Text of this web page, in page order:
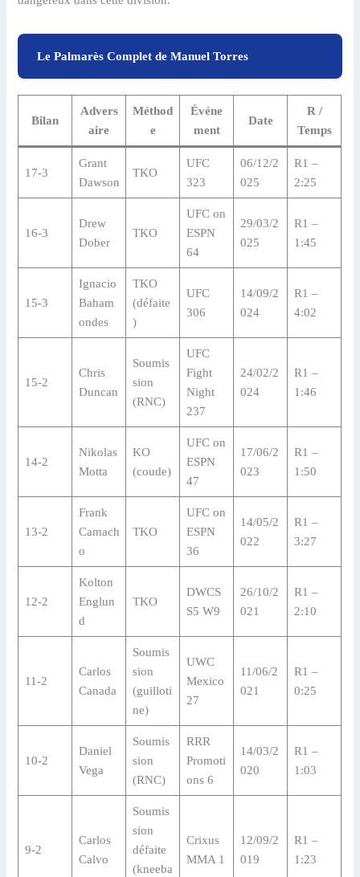
Le Palmarès Complet de Manuel Torres
Bilan
Advers
aire
Méthod
e
Événe
ment
Date
R /
Temps
17-3
Grant
Dawson
TKO
UFC
323
06/12/2
025
R1 –
2:25
16-3
Drew
Dober
TKO
UFC on
ESPN
64
29/03/2
025
R1 –
1:45
15-3
Ignacio
Baham
ondes
TKO
(défaite
)
UFC
306
14/09/2
024
R1 –
4:02
15-2
Chris
Duncan
Soumis
sion
(RNC)
UFC
Fight
Night
237
24/02/2
024
R1 –
1:46
14-2
Nikolas
Motta
KO
(coude)
UFC on
ESPN
47
17/06/2
023
R1 –
1:50
13-2
Frank
Camach
o
TKO
UFC on
ESPN
36
14/05/2
022
R1 –
3:27
12-2
Kolton
Englun
d
TKO
DWCS
S5 W9
26/10/2
021
R1 –
2:10
11-2
Carlos
Canada
Soumis
sion
(guilloti
ne)
UWC
Mexico
27
11/06/2
021
R1 –
0:25
10-2
Daniel
Vega
Soumis
sion
(RNC)
RRR
Promoti
ons 6
14/03/2
020
R1 –
1:03
9-2
Carlos
Calvo
Soumis
sion
défaite
(kneeba
Crixus
MMA 1
12/09/2
019
R1 –
1:23